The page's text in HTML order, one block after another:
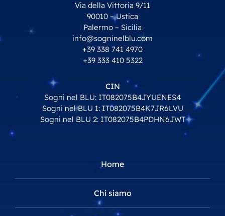
Via della Vittoria 9/11
90010 – Ustica
Palermo – Sicilia
info@sogninelblu.com
+39 338 741 4970
+39 333 410 5322
CIN
Sogni nel BLU: IT082075B4JYUENES4
Sogni nel BLU 1: IT082075B4K7JR6LVU
Sogni nel BLU 2: IT082075B4PDHN6JWT
Home
Chi siamo